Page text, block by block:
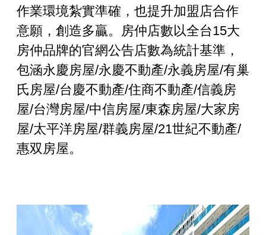
作業環境紮實準確，也提升加盟店合作
意願，創造多贏。房仲店數以全台15大
房仲品牌的官網公告店數為統計基準，
包涵永慶房屋/永慶不動產/永義房屋/有巢
氏房屋/台慶不動產/住商不動產/信義房
屋/台灣房屋/中信房屋/東森房屋/大家房
屋/太平洋房屋/群義房屋/21世紀不動產/
惠双房屋。